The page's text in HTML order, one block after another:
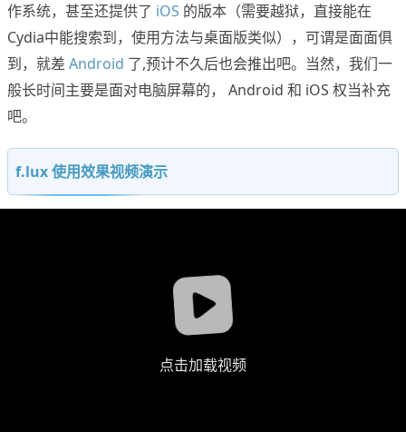
作系统，甚至还提供了 iOS 的版本（需要越狱，直接能在
Cydia中能搜索到，使用方法与桌面版类似），可谓是面面俱
到，就差 Android 了,预计不久后也会推出吧。当然，我们一
般长时间主要是面对电脑屏幕的， Android 和 iOS 权当补充
吧。
f.lux 使用效果视频演示
点击加载视频